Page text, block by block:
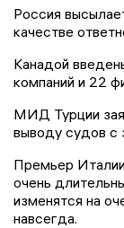
Россия
качестве
Канадой
компаний и 22
МИД Турции
выводу судов с
Премьер
очень
изменятся на
навсегда.